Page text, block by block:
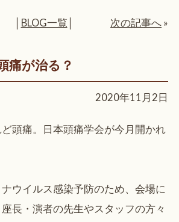
BLOG一覧 次の記事へ »
痛が治る？
2020年11月2日
頭痛。日本頭痛学会が今月開かれ
ウイルス感染予防のため、会場に
長・演者の先生やスタッフの方々